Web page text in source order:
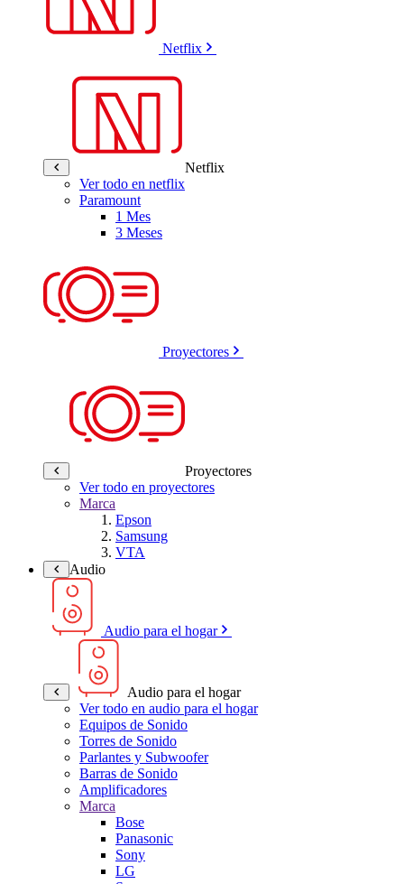
Netflix
Netflix
Ver todo en netflix
Paramount
1 Mes
3 Meses
Proyectores
Proyectores
Ver todo en proyectores
Marca
Epson
Samsung
VTA
Audio
Audio para el hogar
Audio para el hogar
Ver todo en audio para el hogar
Equipos de Sonido
Torres de Sonido
Parlantes y Subwoofer
Barras de Sonido
Amplificadores
Marca
Bose
Panasonic
Sony
LG